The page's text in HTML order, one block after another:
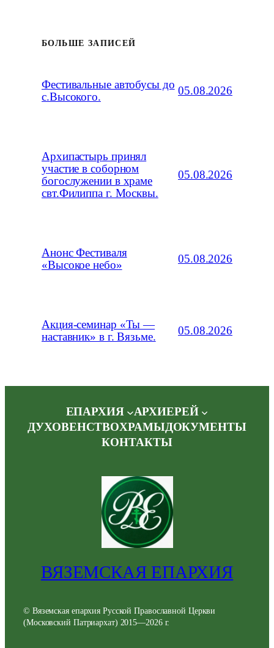
БОЛЬШЕ ЗАПИСЕЙ
Фестивальные автобусы до
с.Высокого.
05.08.2026
Архипастырь принял
участие в соборном
богослужении в храме
свт.Филиппа г. Москвы.
05.08.2026
Анонс Фестиваля
«Высокое небо»
05.08.2026
Акция-семинар «Ты —
наставник» в г. Вязьме.
05.08.2026
ЕПАРХИЯ
АРХИЕРЕЙ
ДУХОВЕНСТВОХРАМЫДОКУМЕНТЫ
КОНТАКТЫ
ВЯЗЕМСКАЯ ЕПАРХИЯ
© Вяземская епархия Русской Православной Церкви
(Московский Патриархат) 2015—2026 г.